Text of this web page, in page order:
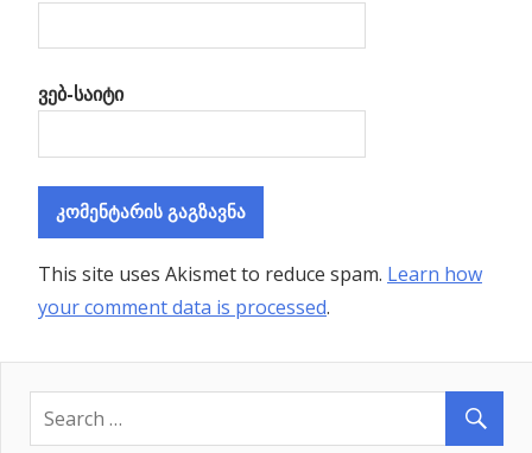
ვებ-საიტი
This site uses Akismet to reduce spam. Learn how
your comment data is processed.